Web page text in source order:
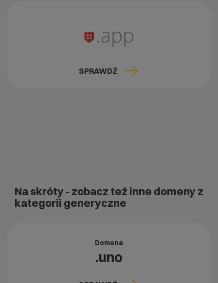
SPRAWDŹ
Na skróty - zobacz też inne domeny z
kategorii generyczne
Domena
.uno